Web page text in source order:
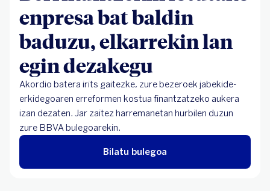
enpresa bat baldin
baduzu, elkarrekin lan
egin dezakegu
Akordio batera irits gaitezke, zure bezeroek jabekide-
erkidegoaren erreformen kostua finantzatzeko aukera
izan dezaten. Jar zaitez harremanetan hurbilen duzun
zure BBVA bulegoarekin.
Bilatu bulegoa